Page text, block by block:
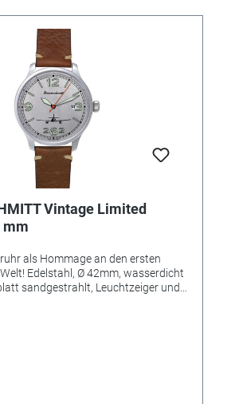
Vintage Limited
mm
als Hommage an den ersten
Edelstahl, Ø 42mm, wasserdicht
sandgestrahlt, Leuchtzeiger und
Die Messerschmitt